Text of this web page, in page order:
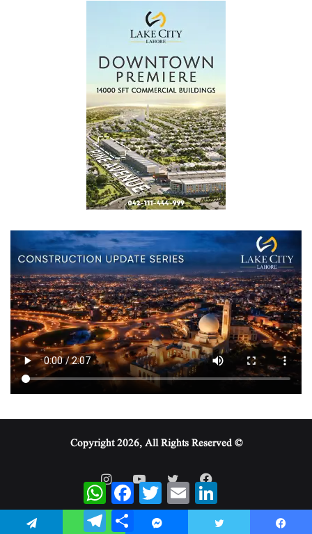
© Copyright 2026, All Rights Reserved
WhatsAppFacebookTwitterEmail
LinkedIn
TelegramShare